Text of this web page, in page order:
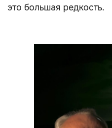
это большая редкость.